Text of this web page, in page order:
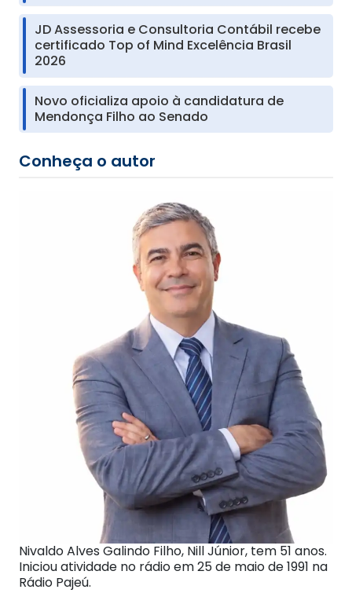
JD Assessoria e Consultoria Contábil recebe
certificado Top of Mind Excelência Brasil
2026
Novo oficializa apoio à candidatura de
Mendonça Filho ao Senado
Conheça o autor
Nivaldo Alves Galindo Filho, Nill Júnior, tem 51 anos.
Iniciou atividade no rádio em 25 de maio de 1991 na
Rádio Pajeú.